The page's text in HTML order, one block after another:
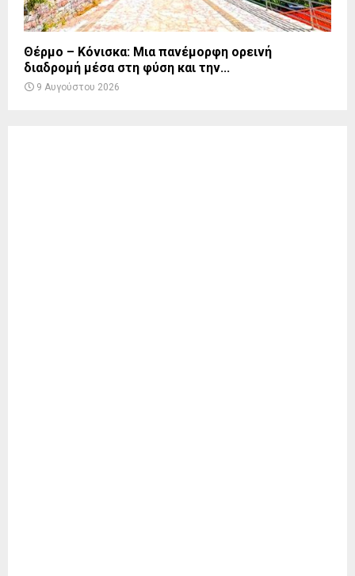
Θέρμο – Κόνισκα: Μια πανέμορφη ορεινή
διαδρομή μέσα στη φύση και την...
9 Αυγούστου 2026